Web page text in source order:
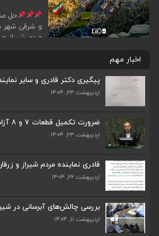
حل
و شرقی شهر
مردم شیراز
خصوصا
اخبار مهم
پیگیری دکتر قادری و سایر
اردیبهشت ۲۳, ۱۴۰۴
ضرورت تکمیل قطعات ۷ و ۸ آزادراه شیراز به اصفه...
اردیبهشت ۲۳, ۱۴۰۴
قادری نماینده مردم شیراز و
اردیبهشت ۲۲, ۱۴۰۴
بررسی چالش‌های آبرسانی در
اردیبهشت ۱۱, ۱۴۰۴
ضرورت تکمیل قطعات ۷ و ۸ آزادراه شیراز به اصفه...
قادری نماینده مردم شیراز و زرقان در مجلس
بررسی چالش‌های آبرسانی در شیراز و زرقان